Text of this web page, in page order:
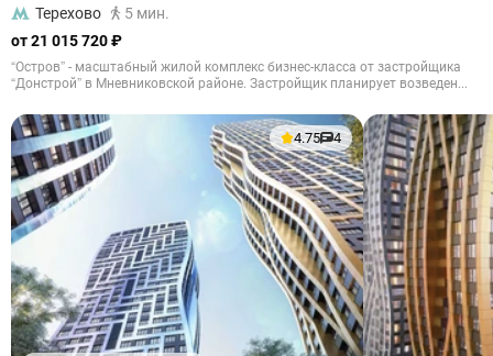
Терехово
5 мин.
от 21 015 720 ₽
“Остров” - масштабный жилой комплекс бизнес-класса от застройщика
“Донстрой” в Мневниковской районе. Застройщик планирует возведен...
4.75 4